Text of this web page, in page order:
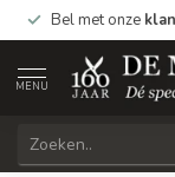
Bel met onze
MENU